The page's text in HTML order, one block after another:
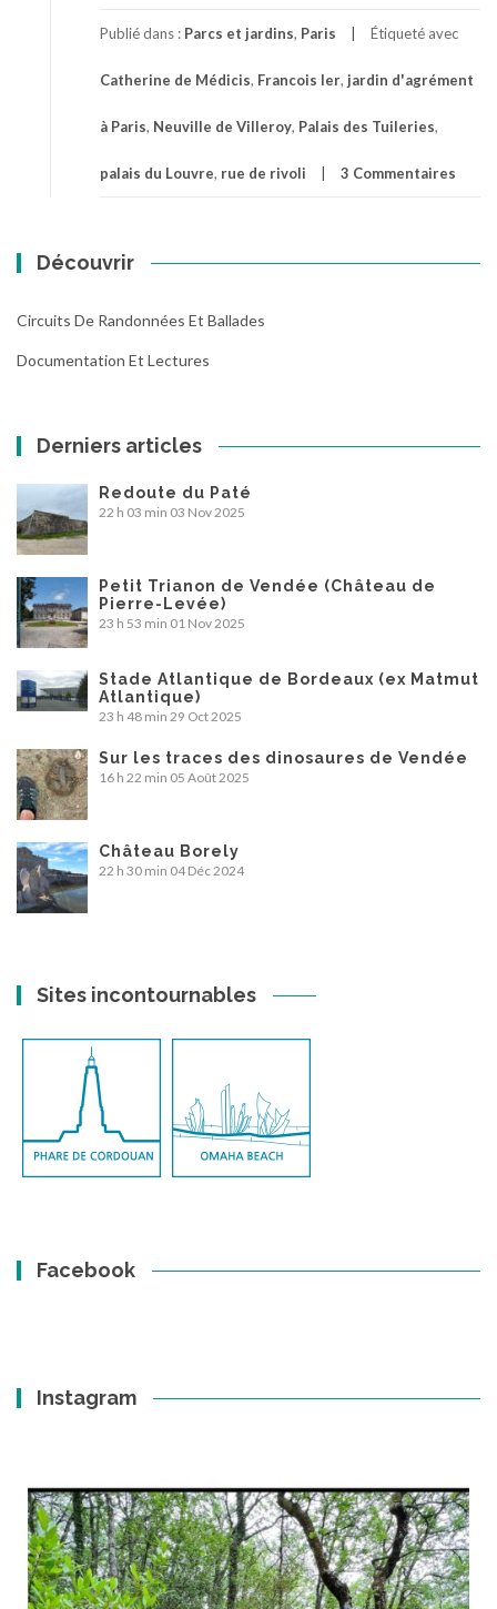
Publié dans : Parcs et jardins, Paris Étiqueté avec
Catherine de Médicis, Francois Ier, jardin d'agrément
à Paris, Neuville de Villeroy, Palais des Tuileries,
palais du Louvre, rue de rivoli 3 Commentaires
Découvrir
Circuits De Randonnées Et Ballades
Documentation Et Lectures
Derniers articles
Redoute du Paté
22 h 03 min 03 Nov 2025
Petit Trianon de Vendée (Château de
Pierre-Levée)
23 h 53 min 01 Nov 2025
Stade Atlantique de Bordeaux (ex Matmut
Atlantique)
23 h 48 min 29 Oct 2025
Sur les traces des dinosaures de Vendée
16 h 22 min 05 Août 2025
Château Borely
22 h 30 min 04 Déc 2024
Sites incontournables
Facebook
Instagram